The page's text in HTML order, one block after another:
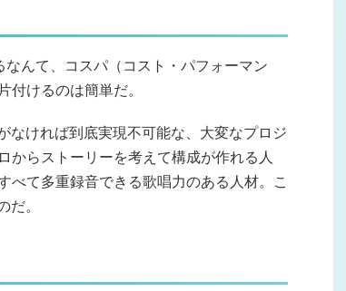
んて、コスパ（コスト・パフォーマン
けるのは簡単だ。
なければ到底実現不可能な、大変なプロジ
からストーリーを考えて構成が作れる人
べて多重録音できる歌唱力のある人材。こ
。